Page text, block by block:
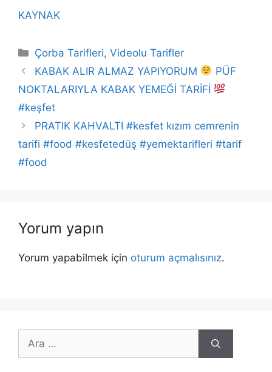
KAYNAK
Kategoriler
Çorba Tarifleri,Videolu Tarifler
KABAK ALIR ALMAZ YAPIYORUM
PÜF
NOKTALARIYLA KABAK YEMEĞİ TARİFİ
#keşfet
PRATIK KAHVALTI #kesfet kızım cemrenin
tarifi #food #kesfetedüş #yemektarifleri #tarif
#food
Yorum yapın
Yorum yapabilmek için oturum açmalısınız.
için